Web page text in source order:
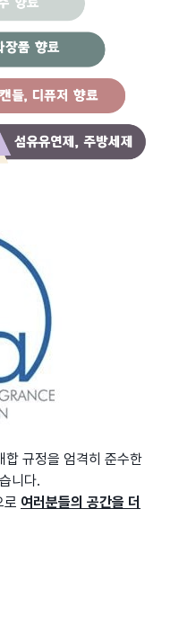
합 규정을 엄격히 준수한
니다.
여러분들의 공간을 더